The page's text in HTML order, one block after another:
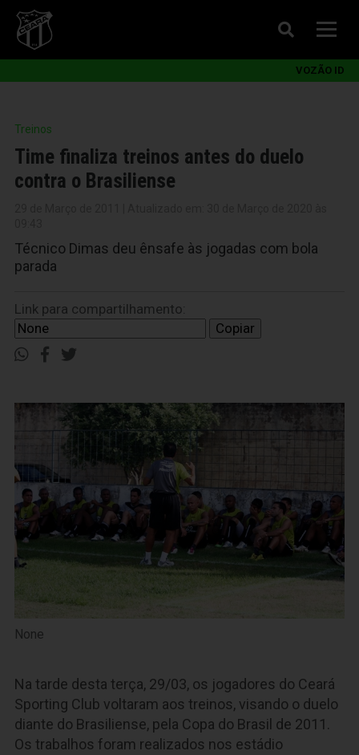
VOZÃO ID
Treinos
Time finaliza treinos antes do duelo
contra o Brasiliense
Técnico Dimas deu ênsafe às jogadas com bola
parada
Link para compartilhamento:
Copiar
None
Na tarde desta terça, 29/03, os jogadores do Ceará
Sporting Club voltaram aos treinos, visando o duelo
diante do Brasiliense, pela Copa do Brasil de 2011.
Os trabalhos foram realizados nos estádio